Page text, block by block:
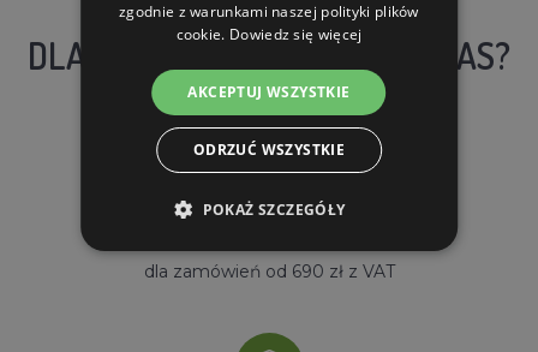
DLACZEGO WARTO KUPIĆ U NAS?
dla zamówień od 690 zł z VAT
zgodnie z warunkami naszej polityki plików
cookie. Dowiedz się więcej
AKCEPTUJ WSZYSTKIE
ODRZUĆ WSZYSTKIE
POKAŻ SZCZEGÓŁY